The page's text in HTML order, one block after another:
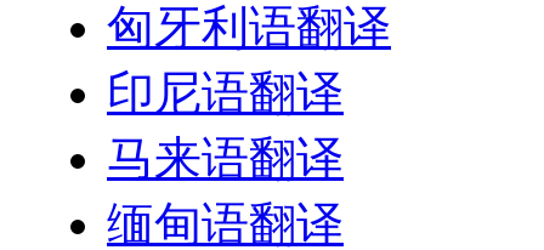
匈牙利语翻译
印尼语翻译
马来语翻译
缅甸语翻译